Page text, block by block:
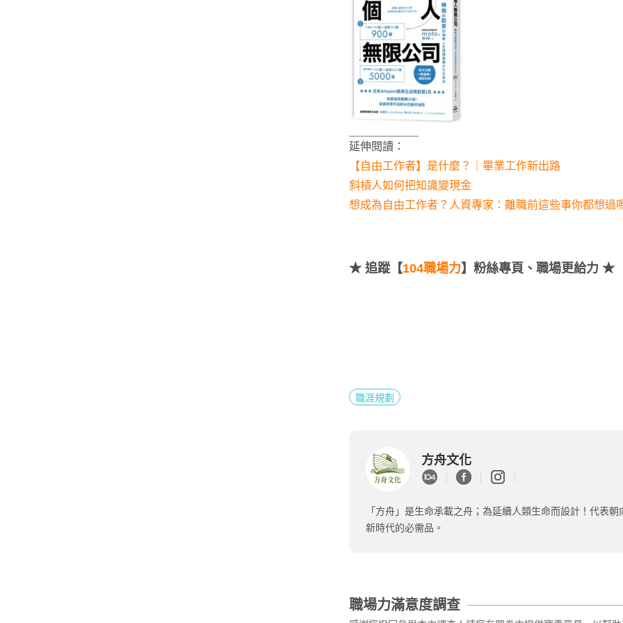
延伸閱讀：
【自由工作者】是什麼？｜畢業工作新出路
斜槓人如何把知識變現金
想成為自由工作者？人資專家：離職前這些事你都想過
★ 追蹤【104職場力】粉絲專頁、職場更給力 ★
職涯規劃
方舟文化
「方舟」是生命承載之舟；為延續人類生命而設計！代表
新時代的必需品。
職場力滿意度調查